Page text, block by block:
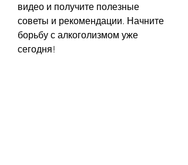
видео и получите полезные
советы и рекомендации. Начните
борьбу с алкоголизмом уже
сегодня!